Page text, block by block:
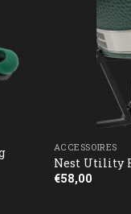
ACCESSOIRES
Nest Utility
€58,00